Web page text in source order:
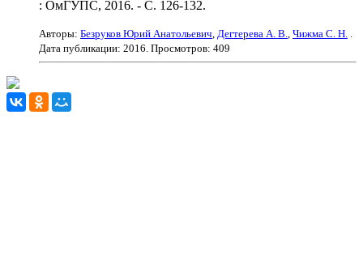
: ОмГУПС, 2016. - С. 126-132.
Авторы: Безруков Юрий Анатольевич Дегтерева А. В. Чижма С. Н.
Дата публикации: 2016 . Просмотров: 409